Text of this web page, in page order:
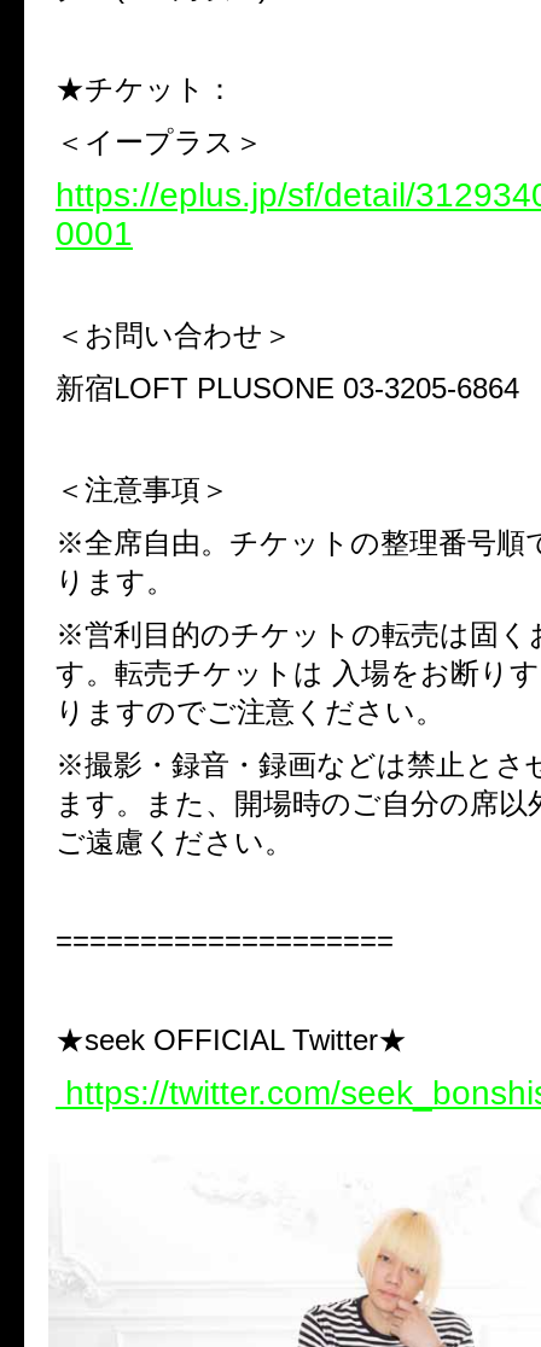
★チケット：
＜イープラス＞
https://eplus.jp/sf/detail/
0001
＜お問い合わせ＞
新宿LOFT PLUSONE 03-3205-6864
＜注意事項＞
※全席自由。チケットの整理番号順
ります。
※営利目的のチケットの転売は固く
す。転売チケットは 入場をお断り
りますのでご注意ください。
※撮影・録音・録画などは禁止とさ
ます。また、開場時のご自分の席以
ご遠慮ください。
====================
★seek OFFICIAL Twitter★
https://twitter.com/